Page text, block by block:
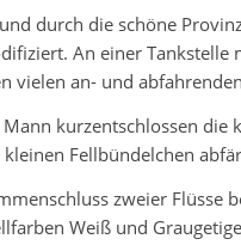
durch die schöne
An einer
an- und
kurzentschlossen
Fellbündelchen
zweier
Weiß und